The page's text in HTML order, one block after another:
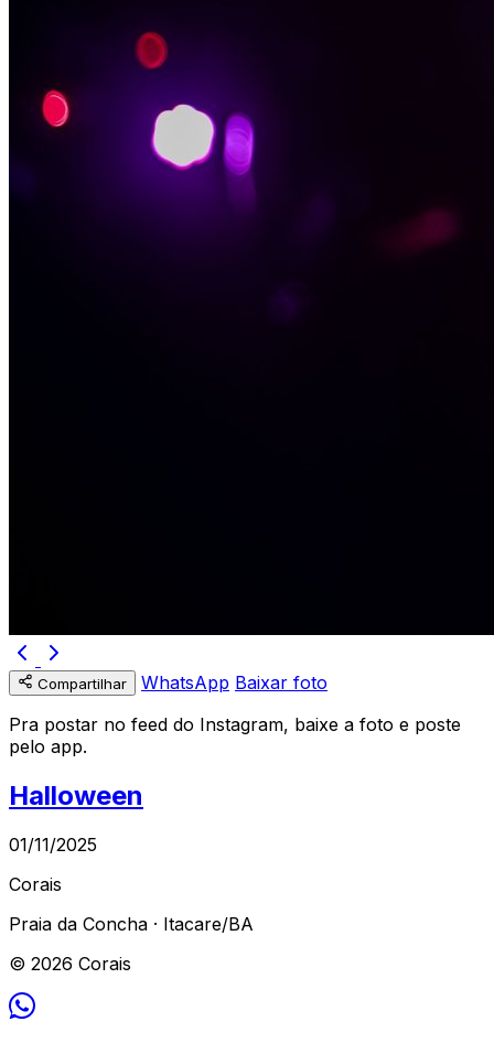
Compartilhar WhatsApp Baixar foto
Pra postar no feed do Instagram, baixe a foto e poste
pelo app.
Halloween
01/11/2025
Corais
Praia da Concha · Itacare/BA
© 2026 Corais